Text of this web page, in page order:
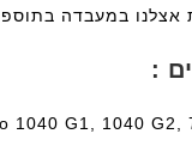
במעבדה
:
1040 G1, 1040 G2,